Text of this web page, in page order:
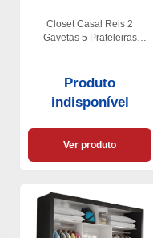
Closet Casal Reis 2
Gavetas 5 Prateleiras
Produto
indisponível
Ver produto